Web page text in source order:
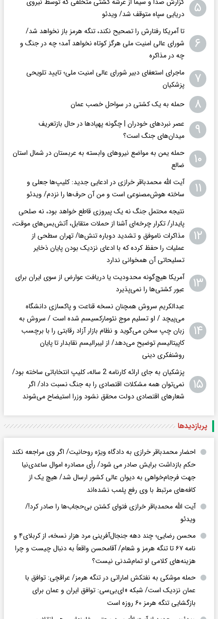
۵
دریایی سپاه متوقف شد/ ویدئو
۶
تا آمریکا رفتارش را تصحیح نکند، تنگه هرمز باز نخواهد شد/
شورای عالی امنیت ملی هرگز کوتاه نخواهد آمد؛ چه در جنگ و
چه در مذاکره
۷
ماجرای استعفای دبیر شورای عالی امنیت ملی؛ تایید تلویحی
پزشکیان
۸ حمله به یک کشتی در سواحل خصب عمان
۹
عصر نبردهای خودران | چگونه پهپادها در حال بازتعریف
میدان‌های جنگ است؟
۱۰
حمله یمن به مواضع نیروهای وابسته به عربستان در شمال استان
ضالع
۱۱
آیت الله محمدباقر خرازی در ادعایی جدید: کلیپ‌ها جعلی و
ساخته هوش‌مصنوعی است و من آن حرف‌ها را نزدم/ ویدئو
۱۲
نتیجه محتمل جنگ نه یک پیروزی قاطع خواهد بود، نه صلحی
پایدار/ تکرار چرخه‌ای آشنا از حملات متقابل، آتش‌بس‌های موقت،
مذاکرات ناموفق و تشدید دوباره تنش‌ها/ تهران سطحی از
عملیات را حفظ کرده که با ادعای نزدیک بودن پایان ذخایر
تسلیحاتی آن همخوانی ندارد
۱۳
آمریکا هیچ‌گونه محدودیت یا دریافت عوارض از سوی ایران برای
عبور کشتی‌ها را نمی‌پذیرد
۱۴
عبدالکریم سروش همچنان نسخه قناعت و پاکسازی دانشگاه
می‌پیچد / او تسلیم موج نئومارکسیسم شده است / سروش به
زبان چپ سخن می‌گوید و نظام بازار آزاد رقابتی را با برچسب
کاپیتالیسم توضیح می‌دهد/ از لیبرالیسم نقابدار تا پایان
روشنفکری دینی
۱۵
پزشکیان به جای ارائه کارنامه 2 ساله، کلیپ انتخاباتی ساخته بود/
نمی‌توان همه مشکلات اقتصادی را به جنگ نسبت داد/ اگر
شعار‌های اقتصادی دولت محقق نشود وزرا استیضاح می‌شوند
پربازدید‌ها
احضار محمدباقر خرازی به دادگاه ویژه روحانیت/ اگر وی مراجعه نکند
حکم بازداشت برایش صادر می شود/ رأی مصادره اموال ساعدی‌نیا
جهت فرجام‌خواهی به دیوان عالی کشور ارسال شد/ هیچ یک از
کافه‌های مرتبط با وی رفع پلمب نشده‌اند
آیت الله محمدباقر خرازی فتوای کشتن بی‌حجاب‌ها را صادر کرد!/
ویدئو
محسن رضایی؛ چند دهه جنجال‌آفرینی مرد هزار نسخه، از کربلای۴ و
نامه ۶۷ تا تنگه هرمز و شعام/ آقا‌محسن واقعاً به دنبال چیست و چرا
هزینه‌های کلامی او تمام‌شدنی نیست؟
حمله موشکی به نفتکش اماراتی در تنگه هرمز/ عراقچی: توافق با
عمان نزدیک است/ شبکه «ای‌بی‌سی: توافق ایران و عمان برای
بازگشایی تنگه هرمز ۶۰ روزه است